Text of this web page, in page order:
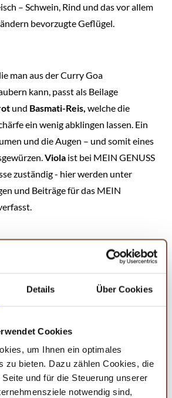
Details Über Cookies
Cookies
um Ihnen ein optimales
zu bieten. Dazu zählen Cookies, die
und für die Steuerung unserer
notwendig sind,
– Schwein, Rind und das vor allem
bevorzugte Geflügel.
man aus der Curry Goa
kann, passt als Beilage
und Basmati-Reis, welche die
ein wenig abklingen lassen. Ein
und die Augen – und somit eines
Viola ist bei MEIN GENUSS
zuständig - hier werden unter
und Beiträge für das MEIN